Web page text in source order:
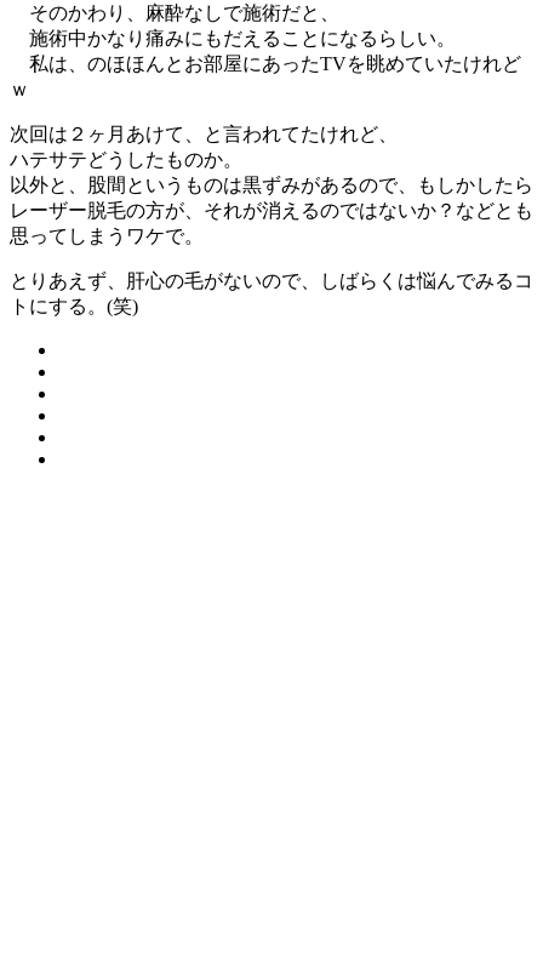
そのかわり、麻酔なしで施術だと、
施術中かなり痛みにもだえることになるらしい。
私は、のほほんとお部屋にあったTVを眺めていたけれど
ｗ
次回は２ヶ月あけて、と言われてたけれど、
ハテサテどうしたものか。
以外と、股間というものは黒ずみがあるので、もしかしたら
レーザー脱毛の方が、それが消えるのではないか？などとも
思ってしまうワケで。
とりあえず、肝心の毛がないので、しばらくは悩んでみるコ
トにする。(笑)